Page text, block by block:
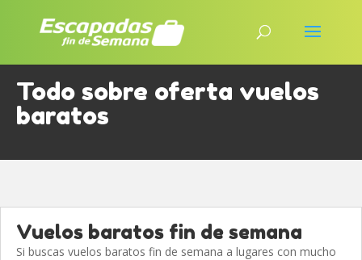
Todo sobre oferta vuelos
baratos
Vuelos baratos fin de semana
Si buscas vuelos baratos fin de semana a lugares con mucho